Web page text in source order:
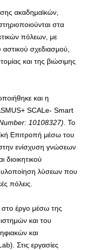
ακαδημαϊκών,
στα
πόλεων, με
σχεδιασμού,
και της βιώσιμης
και η
SCALe- Smart
10108327). Το
Επιτροπή μέσω του
ενίσχυση γνώσεων
διοικητικού
υλοποίηση λύσεων που
πόλεις.
στο έργο μέσω της
και του
και
Στις εργασίες